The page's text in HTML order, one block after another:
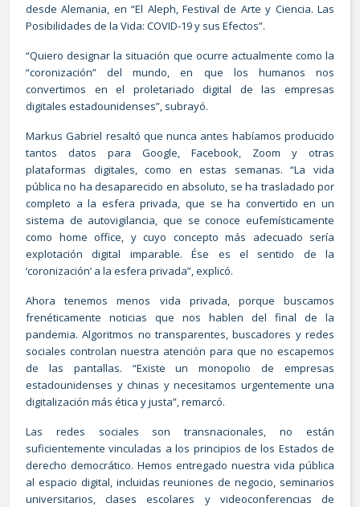
desde Alemania, en “El Aleph, Festival de Arte y Ciencia. Las
Posibilidades de la Vida: COVID-19 y sus Efectos”.
“Quiero designar la situación que ocurre actualmente como la
“coronización” del mundo, en que los humanos nos
convertimos en el proletariado digital de las empresas
digitales estadounidenses”, subrayó.
Markus Gabriel resaltó que nunca antes habíamos producido
tantos datos para Google, Facebook, Zoom y otras
plataformas digitales, como en estas semanas. “La vida
pública no ha desaparecido en absoluto, se ha trasladado por
completo a la esfera privada, que se ha convertido en un
sistema de autovigilancia, que se conoce eufemísticamente
como home office, y cuyo concepto más adecuado sería
explotación digital imparable. Ése es el sentido de la
‘coronización’ a la esfera privada”, explicó.
Ahora tenemos menos vida privada, porque buscamos
frenéticamente noticias que nos hablen del final de la
pandemia. Algoritmos no transparentes, buscadores y redes
sociales controlan nuestra atención para que no escapemos
de las pantallas. “Existe un monopolio de empresas
estadounidenses y chinas y necesitamos urgentemente una
digitalización más ética y justa”, remarcó.
Las redes sociales son transnacionales, no están
suficientemente vinculadas a los principios de los Estados de
derecho democrático. Hemos entregado nuestra vida pública
al espacio digital, incluidas reuniones de negocio, seminarios
universitarios, clases escolares y videoconferencias de